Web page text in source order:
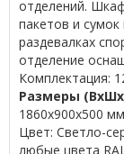
отделений.
пакетов и
раздевалках
отделение
Комплектация:
Размеры
1860x900x500 мм
Цвет: Светло-
любые цвета